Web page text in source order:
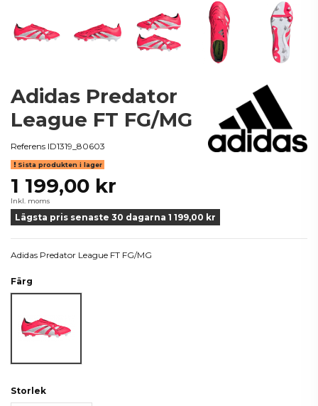
Adidas Predator
League FT FG/MG
Referens ID1319_80603
Sista produkten i lager
1 199,00 kr
Inkl. moms
Lägsta pris senaste 30 dagarna 1 199,00 kr
Adidas Predator League FT FG/MG
Färg
Storlek